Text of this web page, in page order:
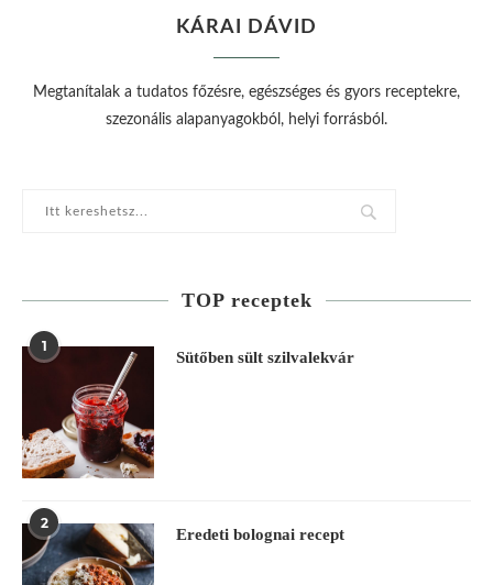
KÁRAI DÁVID
Megtanítalak a tudatos főzésre, egészséges és gyors receptekre,
szezonális alapanyagokból, helyi forrásból.
TOP receptek
1
Sütőben sült szilvalekvár
2
Eredeti bolognai recept